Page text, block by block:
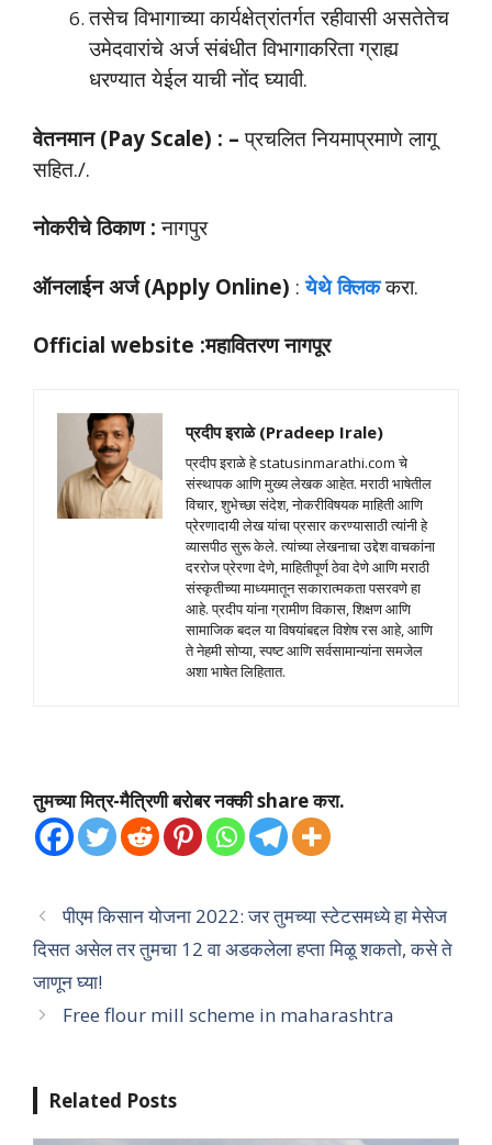
तसेच विभागाच्या कार्यक्षेत्रांतर्गत रहीवासी असतेतेच
उमेदवारांचे अर्ज संबंधीत विभागाकरिता ग्राह्य
धरण्यात येईल याची नोंद घ्यावी.
वेतनमान (Pay Scale) : – प्रचलित नियमाप्रमाणे लागू
सहित./.
नोकरीचे ठिकाण : नागपुर
ऑनलाईन अर्ज (Apply Online) :येथे क्लिककरा.
Official website :महावितरण नागपूर
प्रदीप इराळे (Pradeep Irale)
प्रदीप इराळे हे statusinmarathi.com चे
संस्थापक आणि मुख्य लेखक आहेत. मराठी भाषेतील
विचार, शुभेच्छा संदेश, नोकरीविषयक माहिती आणि
प्रेरणादायी लेख यांचा प्रसार करण्यासाठी त्यांनी हे
व्यासपीठ सुरू केले. त्यांच्या लेखनाचा उद्देश वाचकांना
दररोज प्रेरणा देणे, माहितीपूर्ण ठेवा देणे आणि मराठी
संस्कृतीच्या माध्यमातून सकारात्मकता पसरवणे हा
आहे. प्रदीप यांना ग्रामीण विकास, शिक्षण आणि
सामाजिक बदल या विषयांबद्दल विशेष रस आहे, आणि
ते नेहमी सोप्या, स्पष्ट आणि सर्वसामान्यांना समजेल
अशा भाषेत लिहितात.
तुमच्या मित्र-मैत्रिणी बरोबर नक्की share करा.
पीएम किसान योजना 2022: जर तुमच्या स्टेटसमध्ये हा मेसेज
दिसत असेल तर तुमचा 12 वा अडकलेला हप्ता मिळू शकतो, कसे ते
जाणून घ्या!
Free flour mill scheme in maharashtra
Related Posts